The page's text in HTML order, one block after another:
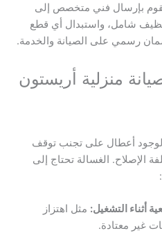
بإرسال فني متخصص إلى
شامل، واستبدال أي قطع
رسمي على الصيانة والخدمة.
منزلية أريستون
لوجود أعطال على تجنب توقف
الإصلاح. الغسالة تحتاج إلى
أثناء التشغيل: مثل اهتزاز
غير معتادة.